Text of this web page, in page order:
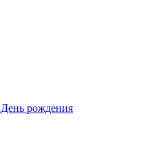
День рождения